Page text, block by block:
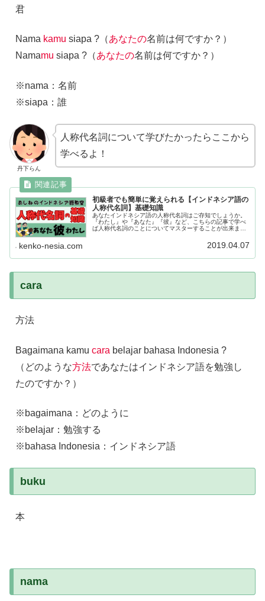
君
Nama kamu siapa ?（あなたの名前は何ですか？）
Namamu siapa ?（あなたの名前は何ですか？）
※nama：名前
※siapa：誰
丹下らん
人称代名詞について学びたかったらここから
学べるよ！
初級者でも簡単に覚えられる【インドネシア語の
人称代名詞】基礎知識
あなたインドネシア語の人称代名詞はご存知でしょうか。
『わたし』や『あなた』『彼』など、こちらの記事で学べ
ば人称代名詞のことについてマスターすることが出来ま
kenko-nesia.com 2019.04.07
cara
方法
Bagaimana kamu cara belajar bahasa Indonesia ?
（どのような方法であなたはインドネシア語を勉強し
たのですか？）
※bagaimana：どのように
※belajar：勉強する
※bahasa Indonesia：インドネシア語
buku
本
nama